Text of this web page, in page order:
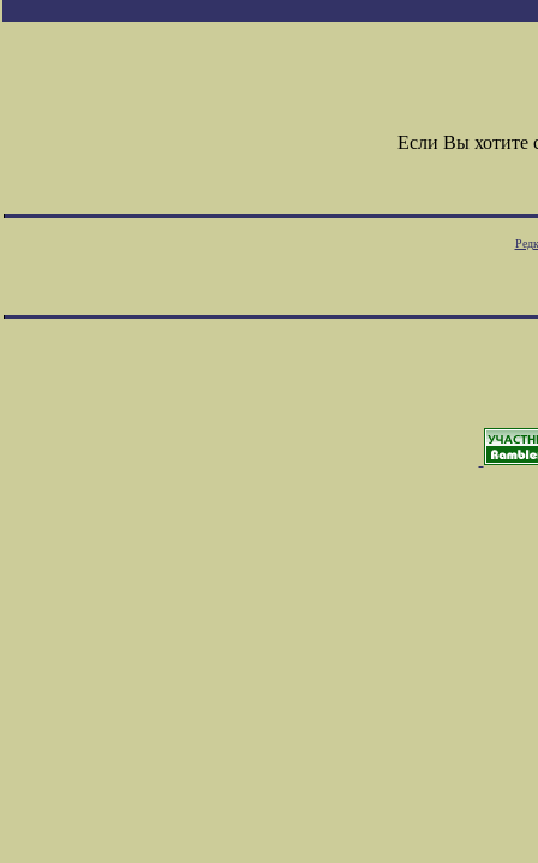
Если Вы хотите